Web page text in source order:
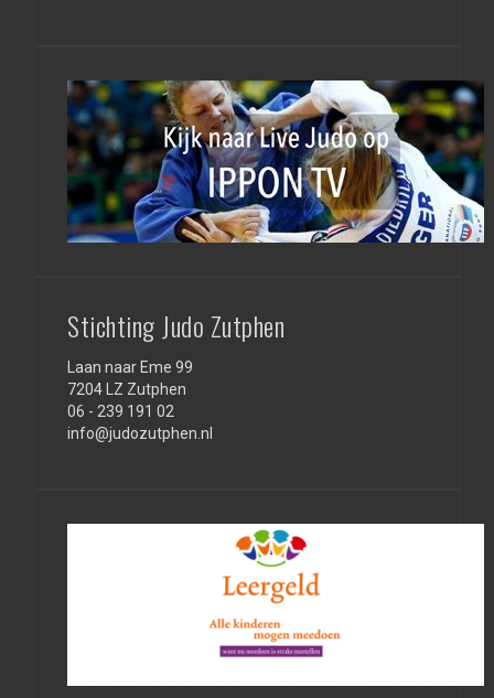
Stichting Judo Zutphen
Laan naar Eme 99
7204 LZ Zutphen
06 - 239 191 02
info@judozutphen.nl